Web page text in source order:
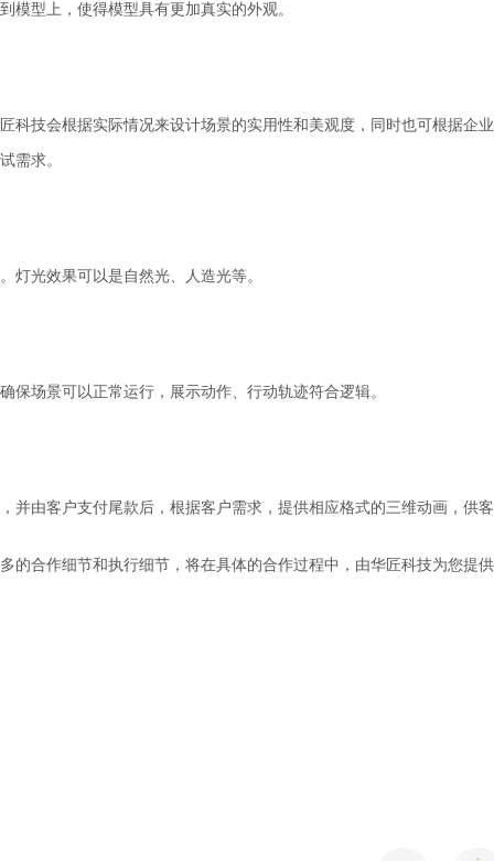
模型上，使得模型具有更加真实的外观。
科技会根据实际情况来设计场景的实用性和美观度， 同时也可根据企
需求。
灯光效果可以是自然光、人造光等。
确保场景可以正常运行 ， 展示动作、行动轨迹符合逻辑。
并由客户支付尾款后，根据客户需求，提供相应格式的三维动画，供
的合作细节和执行细节，将在具体的合作过程中，由华匠科技为您提